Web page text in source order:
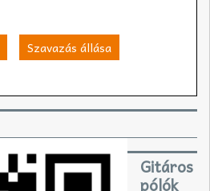
Szavazás állása
Gitáros
pólók